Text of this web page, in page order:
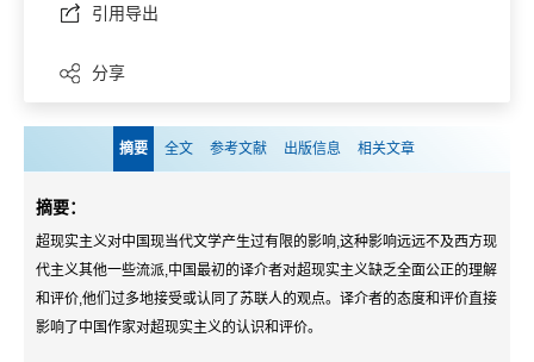
引用导出
分享
摘要 全文 参考文献 出版信息 相关文章
摘要：
超现实主义对中国现当代文学产生过有限的影响,这种影响远远不及西方现
代主义其他一些流派,中国最初的译介者对超现实主义缺乏全面公正的理解
和评价,他们过多地接受或认同了苏联人的观点。译介者的态度和评价直接
影响了中国作家对超现实主义的认识和评价。